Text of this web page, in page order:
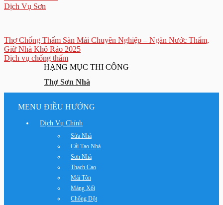
Dịch Vụ Sơn
Thợ Chống Thấm Sàn Mái Chuyên Nghiệp – Ngăn Nước Thấm,
Giữ Nhà Khô Ráo 2025
Dịch vụ chống thấm
HẠNG MỤC THI CÔNG
Thợ Sơn Nhà
MENU ĐIỀU HƯỚNG
Dịch Vụ Chính
Sửa Nhà
Cải Tạo Nhà
Sơn Nhà
Thạch Cao
Mái Tôn
Máng Xối
Chống Dột